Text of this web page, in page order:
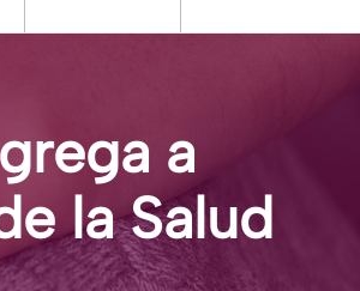
a
la Salud